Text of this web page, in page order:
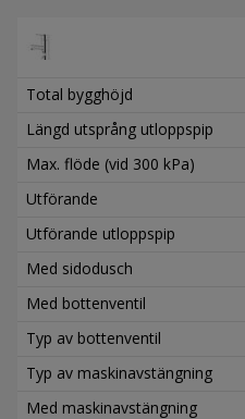
Total bygghöjd
Längd utsprång utloppspip
Max. flöde (vid 300 kPa)
Utförande
Utförande utloppspip
Med sidodusch
Med bottenventil
Typ av bottenventil
Typ av maskinavstängning
Med maskinavstängning